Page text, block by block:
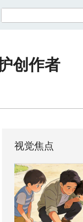
创作者
视觉焦点